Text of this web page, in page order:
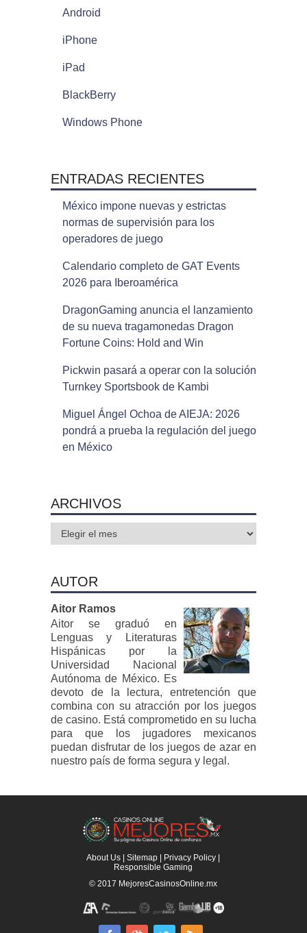
Android
iPhone
iPad
BlackBerry
Windows Phone
ENTRADAS RECIENTES
México impone nuevas y estrictas
normas de supervisión para los
operadores de juego
Calendario completo de GAT Events
2026 para Iberoamérica
DragonGaming anuncia el lanzamiento
de su nueva tragamonedas Dragon
Fortune Coins: Hold and Win
Pickwin pasará a operar con la solución
Turnkey Sportsbook de Kambi
Miguel Ángel Ochoa de AIEJA: 2026
pondrá a prueba la regulación del juego
en México
ARCHIVOS
Archivos
AUTOR
Aitor Ramos
Aitor se graduó en
Lenguas y Literaturas
Hispánicas por la
Universidad Nacional
Autónoma de México. Es
devoto de la lectura, entretención que
combina con su atracción por los juegos
de casino. Está comprometido en su lucha
para que los jugadores mexicanos
puedan disfrutar de los juegos de azar en
nuestro país de forma segura y legal.
About Us |Sitemap Privacy Policy
Responsible Gaming
© 2017 MejoresCasinosOnline.mx